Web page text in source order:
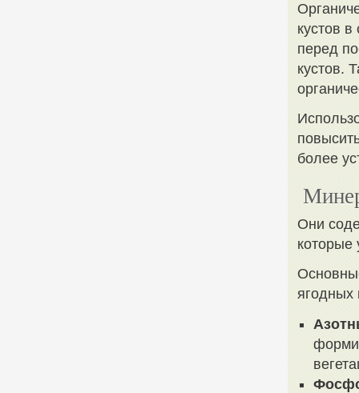
кустов
перед
кустов.
более
Они
которые
ягодных